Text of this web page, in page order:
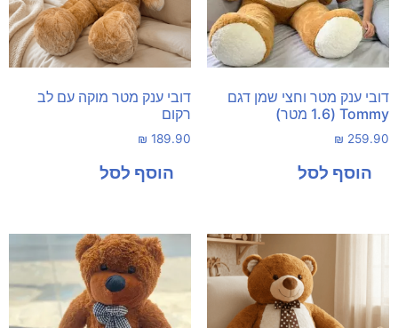
דובי ענק מטר וחצי שמן דגם
Tommy (1.6 מטר)
₪ 259.90
דובי ענק מטר מוקה עם לב
רקום
₪ 189.90